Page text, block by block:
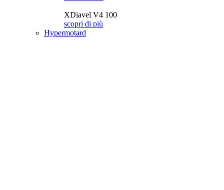
XDiavel V4 100
scopri di più
Hypermotard